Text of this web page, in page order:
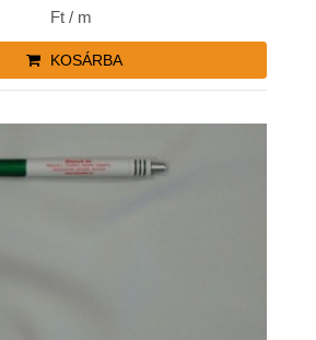
Ft / m
KOSÁRBA